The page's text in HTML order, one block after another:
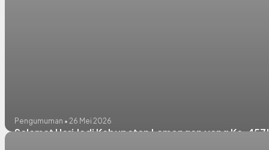
Pengumuman • 26 Mei 2026
Selamat Hari Jadi Kabupaten Lamongan yang Ke-457!